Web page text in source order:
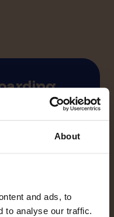
About
and ads, to
to analyse our traffic.